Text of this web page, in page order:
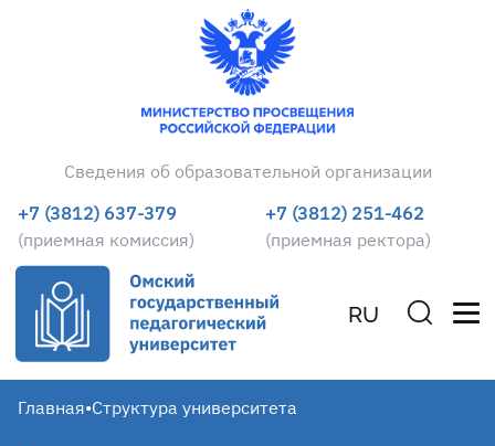
Сведения об образовательной организации
+7 (3812) 637-379
(приемная комиссия)
+7 (3812) 251-462
(приемная ректора)
RU
Главная•Структура университета